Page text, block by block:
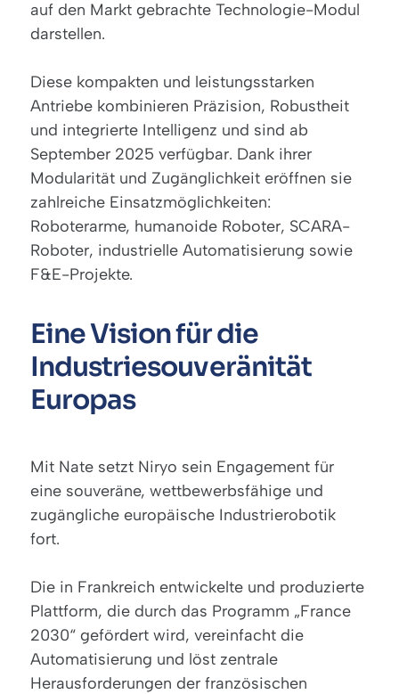
auf den Markt gebrachte Technologie-Modul
darstellen.
Diese kompakten und leistungsstarken
Antriebe kombinieren Präzision, Robustheit
und integrierte Intelligenz und sind ab
September 2025 verfügbar. Dank ihrer
Modularität und Zugänglichkeit eröffnen sie
zahlreiche Einsatzmöglichkeiten:
Roboterarme, humanoide Roboter, SCARA-
Roboter, industrielle Automatisierung sowie
F&E-Projekte.
Eine Vision für die
Industriesouveränität
Europas
Mit Nate setzt Niryo sein Engagement für
eine souveräne, wettbewerbsfähige und
zugängliche europäische Industrierobotik
fort.
Die in Frankreich entwickelte und produzierte
Plattform, die durch das Programm „France
2030“ gefördert wird, vereinfacht die
Automatisierung und löst zentrale
Herausforderungen der französischen